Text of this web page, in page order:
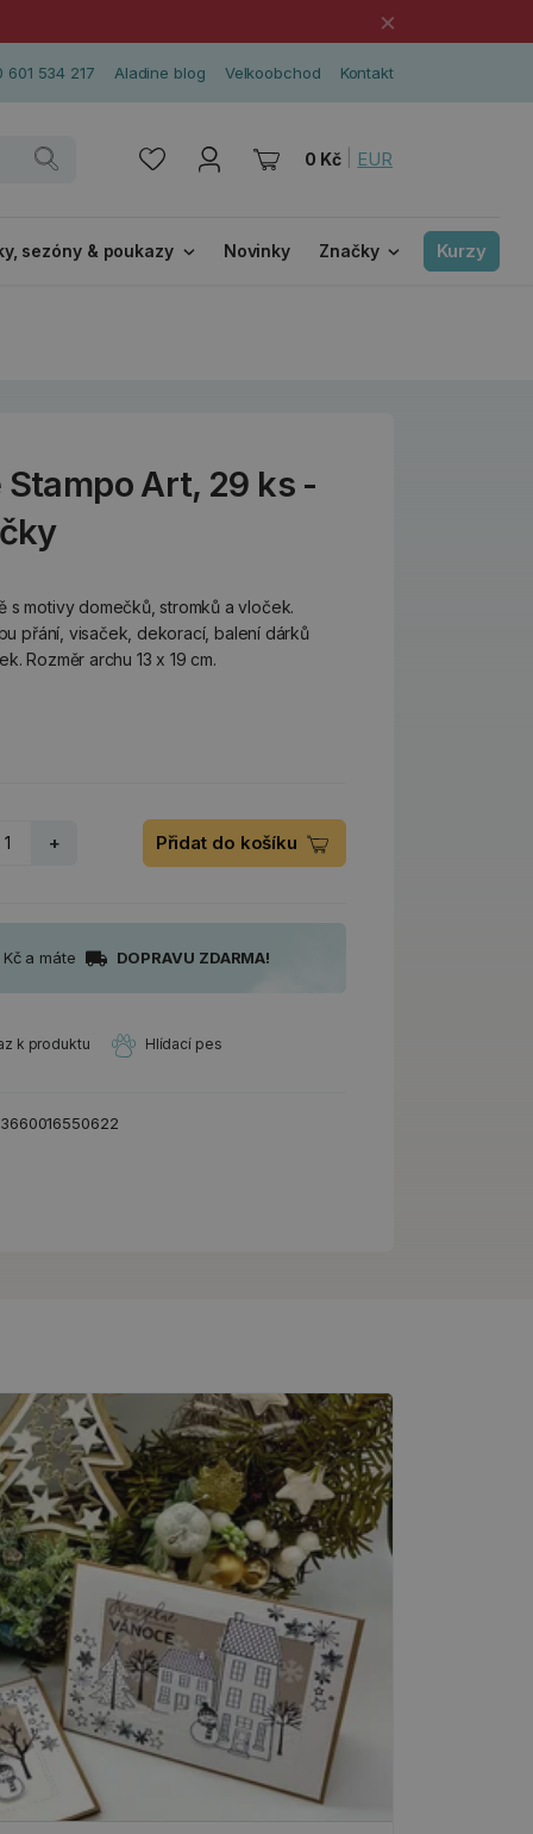
×
601 534 217 Aladine blog Velkoobchod Kontakt
0 Kč EUR
sezóny & poukazy Novinky Značky Kurzy
Art, 29 ks -
s motivy domečků, stromků a vloček.
přání, visaček, dekorací, balení dárků
Rozměr archu 13 x 19 cm.
+ Přidat do košíku
a máte DOPRAVU ZDARMA!
k produktu Hlídací pes
3660016550622